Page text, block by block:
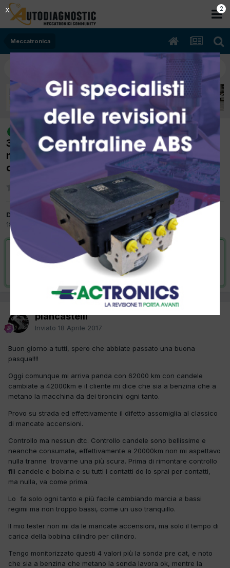
Meccatronica
risolto
[Fiat Panda 169 05/2012 1368cc
350A1000 57Kw Bifuel B/Metano] Trattiene
ma non da alcun difetto accensione su
codici guasto
Da piancastelli
18 Aprile 2017inMeccatronica
VAI ALLA SOLUZIONE
Risolta da piancastelli,18 Aprile 2017
piancastelli
Inviato 18 Aprile 2017
Buon giorno a tutti, spero che abbiate passato una buona
pasqua!!!!
Oggi comunque mi arriva panda con 62000 km con candele
cambiate a 42000km e il cliente mi dice che sia a benzina che a
metano la macchina da dei tironcini ogni tanto.
Provo su strada ed effettivamente il difetto assomiglia al classico
di mancate accensioni.
Controllo ma nessun dtc. Controllo candele sono bellissime e
neanche consumate, effettivamente a 20000km non mi aspettavo
nulla tranne trovarne una più scura. Prima di rimontare controllo
fili candele e bobina e su tutti i contatti do lo sprai per contatti,
ma nulla, va come prima.
Lo fa solo ogni tanto e più facile cambiando marcia a bassi
regimi ma non troppo bassi, come un uso tranquillo.
Il mio tester non mi da le mancate accensioni, ma solo il tempo di
carica della bobina cilindro per cilindro.
Tengo monitorizzato questi 4 valori più la sonda pre cat, e noto
che sia a benzina che metano la sonda lavora ok, mentre la
2
X